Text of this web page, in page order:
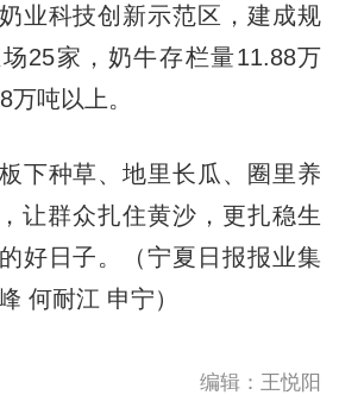
业科技创新示范区，建成规
25家，奶牛存栏量11.88万
吨以上。
种草、地里长瓜、圈里养
群众扎住黄沙，更扎稳生
好日子。（宁夏日报报业集
何耐江 申宁）
编辑：王悦阳